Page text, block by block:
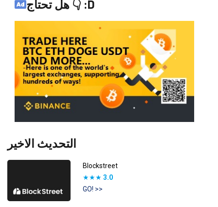
هل تحتاج 👇 :D
التحديث الاخير
Blockstreet
★★★ 3.0
GO! >>